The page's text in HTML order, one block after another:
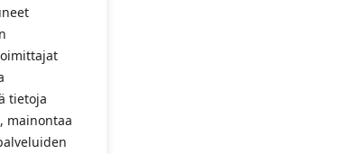
tietoja
mainontaa